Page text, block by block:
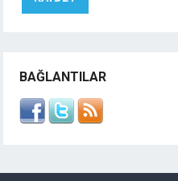
BAĞLANTILAR